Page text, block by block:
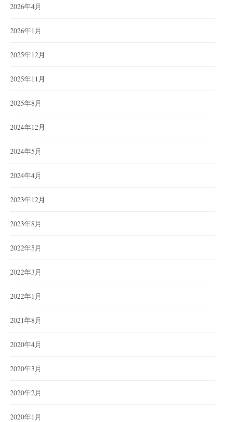
2026年4月
2026年1月
2025年12月
2025年11月
2025年8月
2024年12月
2024年5月
2024年4月
2023年12月
2023年8月
2022年5月
2022年3月
2022年1月
2021年8月
2020年4月
2020年3月
2020年2月
2020年1月